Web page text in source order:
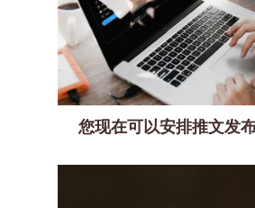
您现在可以安排推文发